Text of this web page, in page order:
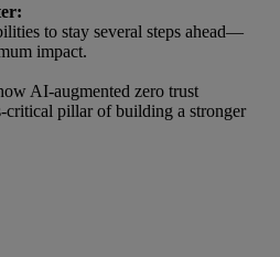
to stay several steps ahead—
impact.
AI-augmented zero trust
critical pillar of building a stronger